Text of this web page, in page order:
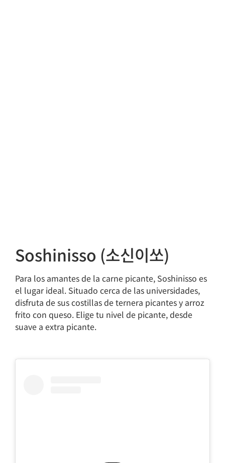
Soshinisso (소신이쏘)
Para los amantes de la carne picante, Soshinisso es
el lugar ideal. Situado cerca de las universidades,
disfruta de sus costillas de ternera picantes y arroz
frito con queso. Elige tu nivel de picante, desde
suave a extra picante.